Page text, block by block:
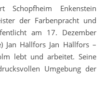
Schopfheim Enkenstein
der Farbenpracht und
am 17. Dezember
Jan Hällfors Jan Hällfors –
lebt und arbeitet. Seine
Umgebung der